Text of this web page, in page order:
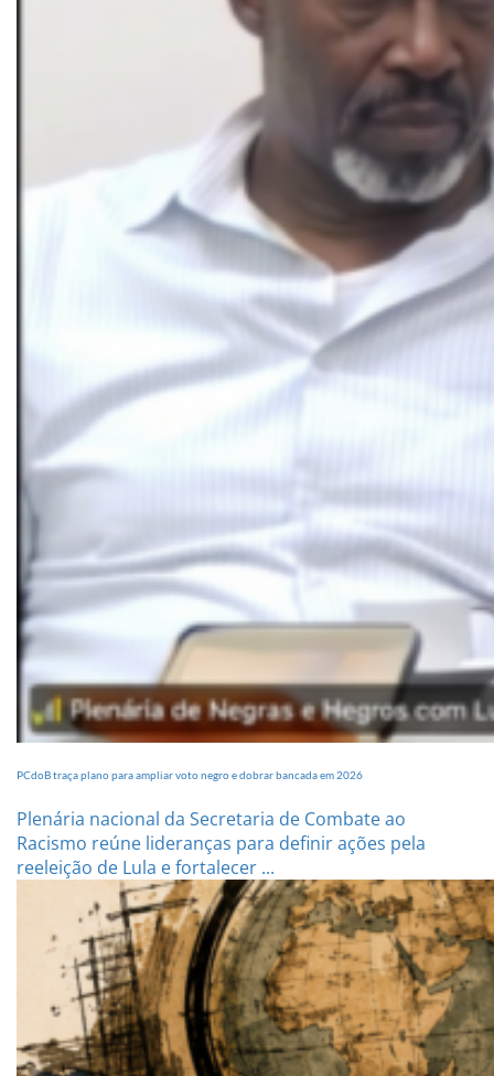
PCdoB traça plano para ampliar voto negro e dobrar bancada em 2026
Plenária nacional da Secretaria de Combate ao
Racismo reúne lideranças para definir ações pela
reeleição de Lula e fortalecer ...